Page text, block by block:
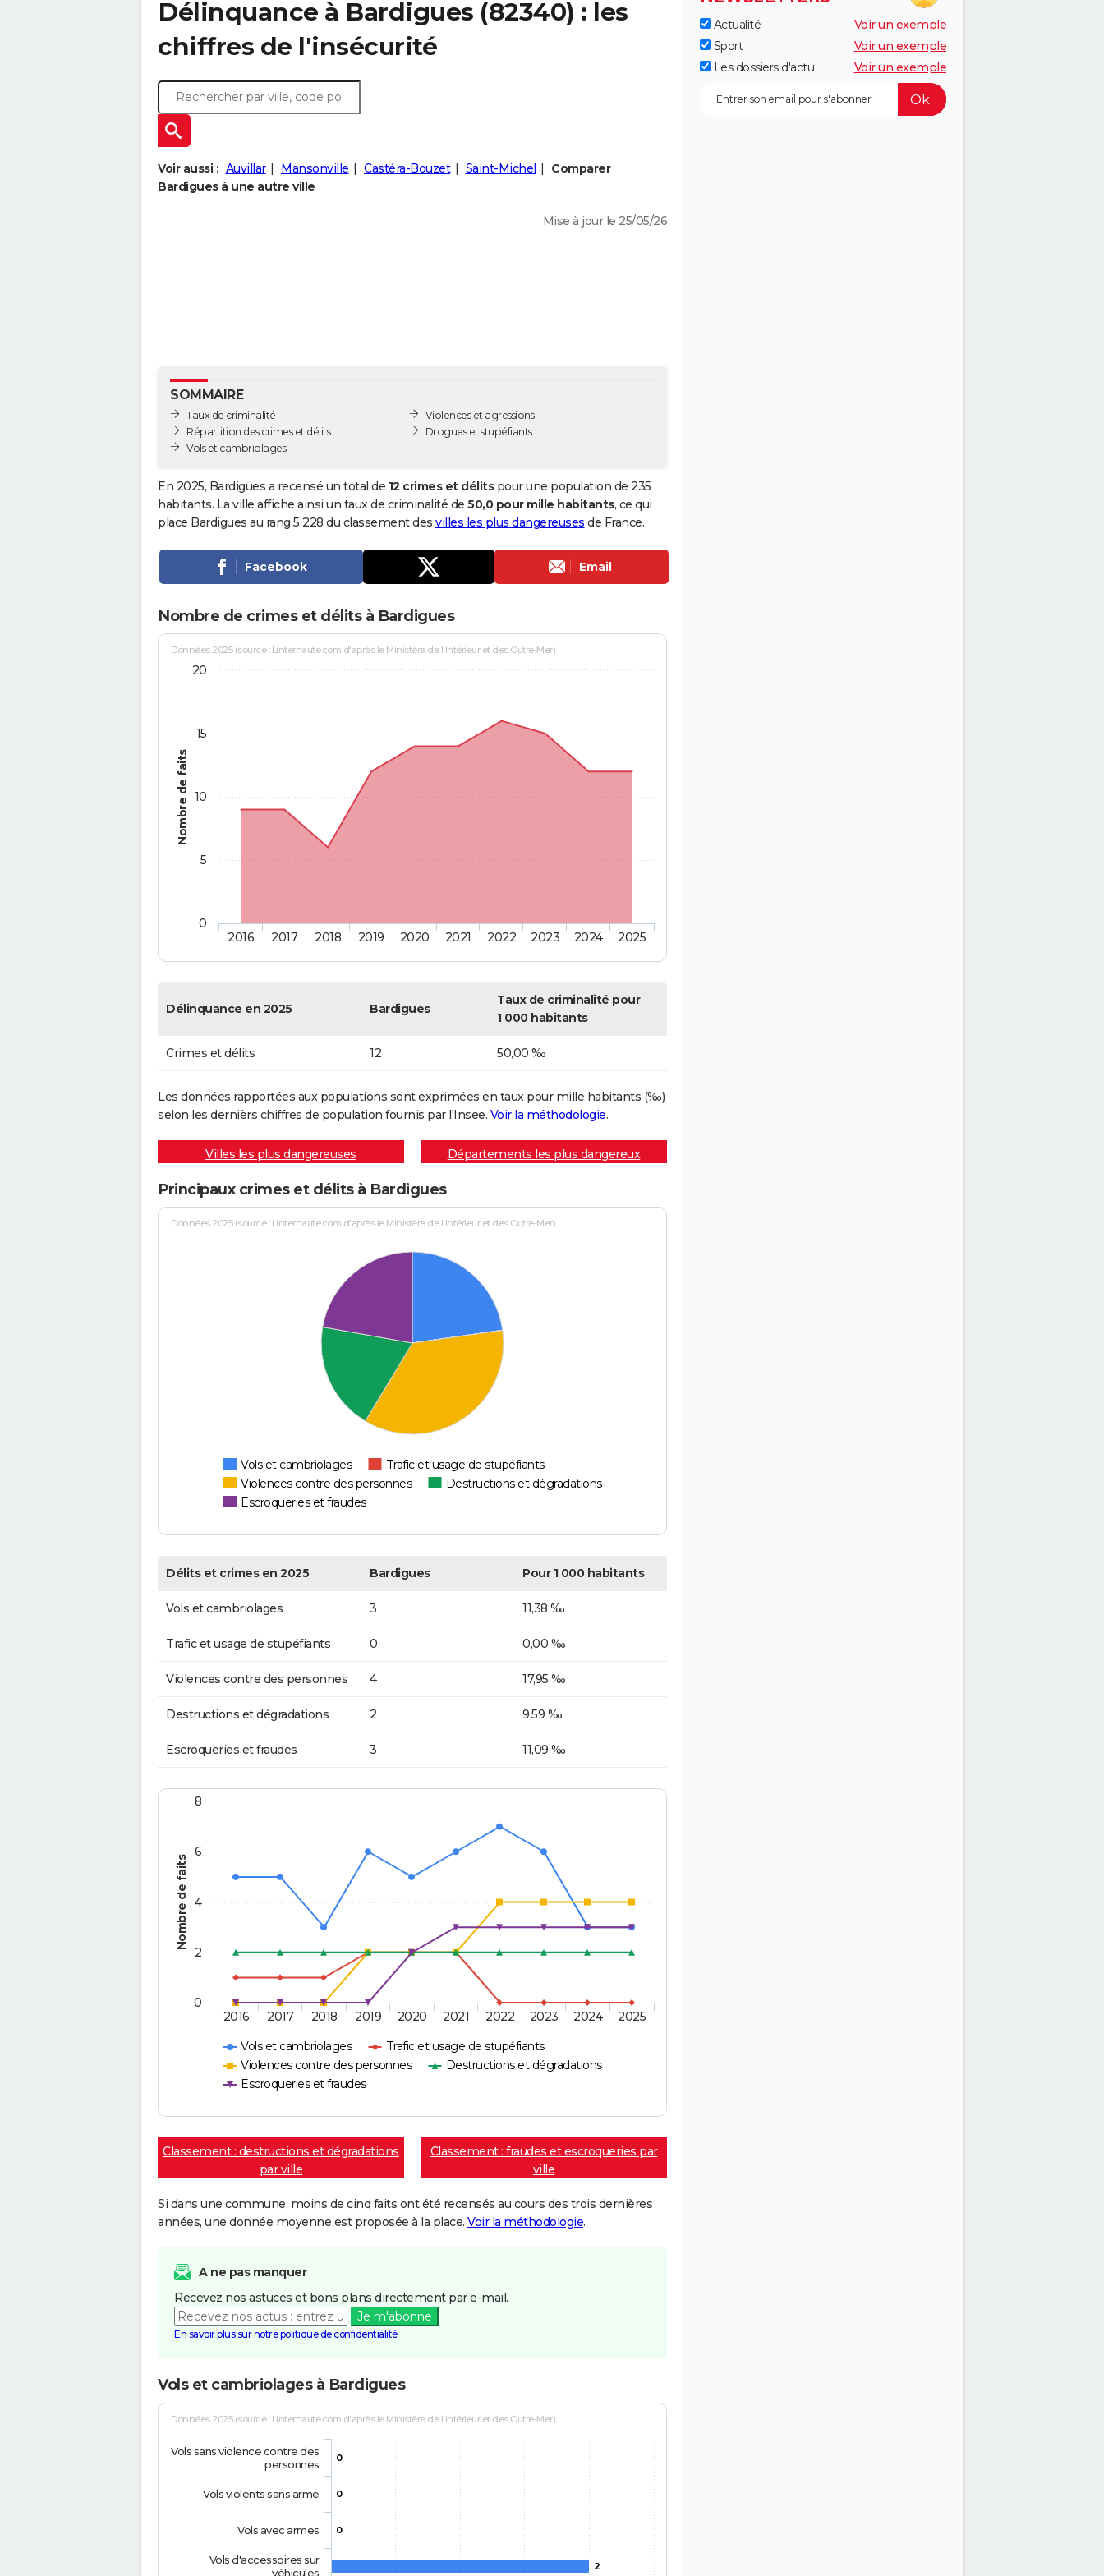
Délinquance à Bardigues (82340) : les
chiffres de l'insécurité
Voir aussi : Auvillar Mansonville Castéra-Bouzet Saint-Michel
Comparer
Bardigues à une autre ville
Mise à jour le 25/05/26
SOMMAIRE
Taux de criminalité
Répartition des crimes et délits
Vols et cambriolages
Violences et agressions
Drogues et stupéfiants
En 2025, Bardigues a recensé un total de 12 crimes et délitspour une population de 235
habitants. La ville affiche ainsi un taux de criminalité de 50,0 pour mille habitants, ce qui
place Bardigues au rang 5 228 du classement des villes les plus dangereuses de France.
Facebook Email
Nombre de crimes et délits à Bardigues
Nombre de faits
Données 2025 (source : Linternaute.com d'après le Ministère de l'Intérieur et des Outre-Mer)
2016 2017 2018 2019 2020 2021 2022 2023 2024 2025
0
5
10
15
20
Délinquance en 2025 Bardigues
Taux de criminalité pour
1 000 habitants
Crimes et délits 12 50,00 ‰
Les données rapportées aux populations sont exprimées en taux pour mille habitants (‰)
selon les dernièrs chiffres de population fournis par l'Insee. Voir la méthodologie.
Villes les plus dangereuses Départements les plus dangereux
Principaux crimes et délits à Bardigues
Données 2025 (source : Linternaute.com d'après le Ministère de l'Intérieur et des Outre-Mer)
Vols et cambriolages
Trafic et usage de stupéfiants
Violences contre des personnes
Destructions et dégradations
Escroqueries et fraudes
Délits et crimes en 2025 Bardigues Pour 1 000 habitants
Vols et cambriolages 3 11,38 ‰
Trafic et usage de stupéfiants 0 0,00 ‰
Violences contre des personnes 4 17,95 ‰
Destructions et dégradations 2 9,59 ‰
Escroqueries et fraudes 3 11,09 ‰
Nombre de faits
Vols et cambriolages
Trafic et usage de stupéfiants
Violences contre des personnes
Destructions et dégradations
Escroqueries et fraudes
2016 2017 2018 2019 2020 2021 2022 2023 2024 2025
0
2
4
6
8
Classement : destructions et dégradations
par ville
Classement : fraudes et escroqueries par
ville
Si dans une commune, moins de cinq faits ont été recensés au cours des trois dernières
années, une donnée moyenne est proposée à la place. Voir la méthodologie.
A ne pas manquer
Recevez nos astuces et bons plans directement par e-mail.
Je m'abonne
En savoir plus sur notre politique de confidentialité
Vols et cambriolages à Bardigues
Données 2025 (source : Linternaute.com d'après le Ministère de l'Intérieur et des Outre-Mer)
0
0
0
2
Vols sans violence contre des
personnes
Vols violents sans arme
Vols avec armes
Vols d'accessoires sur
véhicules
Actualité
Voir un exemple
Sport
Voir un exemple
Les dossiers d'actu
Voir un exemple